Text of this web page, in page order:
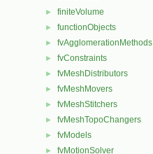
► finiteVolume
► functionObjects
► fvAgglomerationMethods
► fvConstraints
► fvMeshDistributors
► fvMeshMovers
► fvMeshStitchers
► fvMeshTopoChangers
► fvModels
► fvMotionSolver